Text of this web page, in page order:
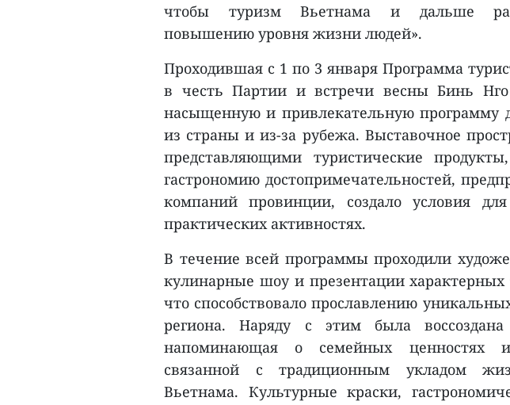
чтобы туризм Вьетнама и дальше
повышению уровня жизни людей».
Проходившая с 1 по 3 января Программа
в честь Партии и встречи весны Бинь Нго
насыщенную и привлекательную программу
из страны и из-за рубежа. Выставочное
представляющими туристические
гастрономию достопримечательностей,
компаний провинции, создало условия
практических активностях.
В течение всей программы проходили
кулинарные шоу и презентации
что способствовало прославлению
региона. Наряду с этим была воссоздана
напоминающая о семейных ценностях
связанной с традиционным укладом
Вьетнама. Культурные краски,